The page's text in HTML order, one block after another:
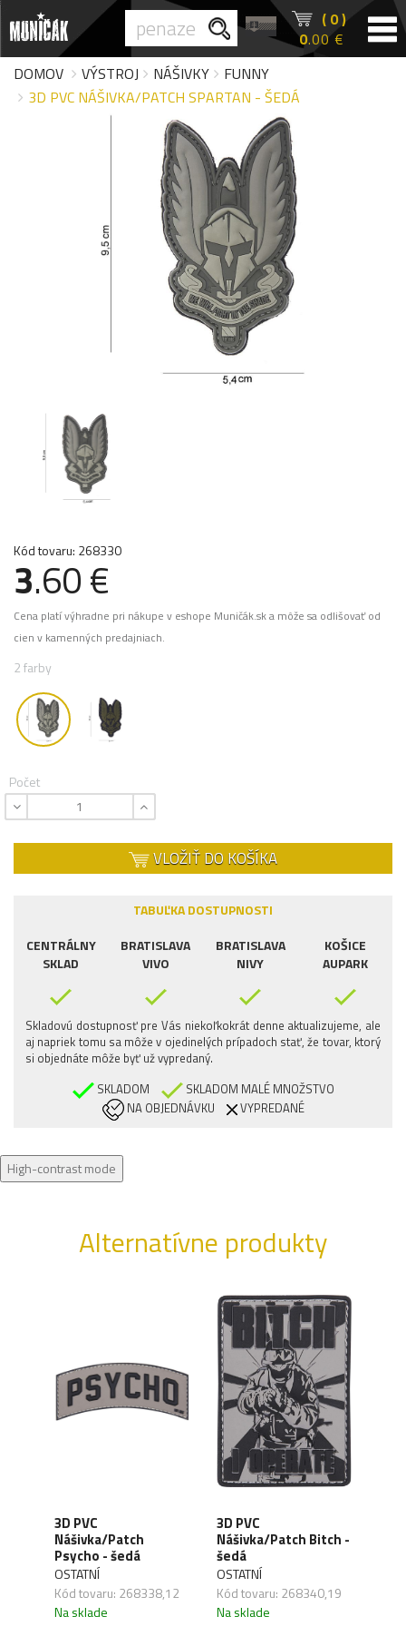
( 0 )
0.00 €
DOMOV
VÝSTROJ NÁŠIVKY
FUNNY
3D PVC NÁŠIVKA/PATCH SPARTAN - ŠEDÁ
Kód tovaru: 268330
3.60 €
Cena platí výhradne pri nákupe v eshope Muničák.sk a môže sa odlišovať od
cien v kamenných predajniach.
2 farby
Počet
VLOŽIŤ DO KOŠÍKA
TABUĽKA DOSTUPNOSTI
CENTRÁLNY
SKLAD
BRATISLAVA
VIVO
BRATISLAVA
NIVY
KOŠICE
AUPARK
Skladovú dostupnosť pre Vás niekoľkokrát denne aktualizujeme, ale
aj napriek tomu sa môže v ojedinelých prípadoch stať, že tovar, ktorý
si objednáte môže byť už vypredaný.
SKLADOM
SKLADOM MALÉ MNOŽSTVO
NA OBJEDNÁVKU
VYPREDANÉ
High-contrast mode
Alternatívne produkty
3D PVC
Nášivka/Patch
Psycho - šedá
OSTATNÍ
Kód tovaru: 268338,12
Na sklade
3D PVC
Nášivka/Patch Bitch -
šedá
OSTATNÍ
Kód tovaru: 268340,19
Na sklade